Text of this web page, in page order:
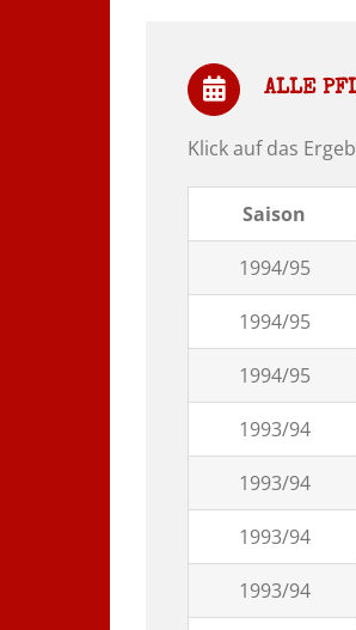
ALLE
Klick auf das
Saison
1994/95
1994/95
1994/95
1993/94
1993/94
1993/94
1993/94